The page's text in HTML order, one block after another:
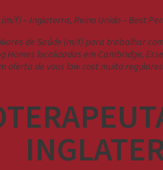
de Saúde (m/f) para trabalhar
Homes localizadas em Cambridge,
oferta de voos low cost muito